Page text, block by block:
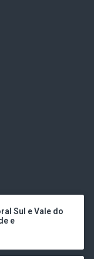
Sul e Vale do
e